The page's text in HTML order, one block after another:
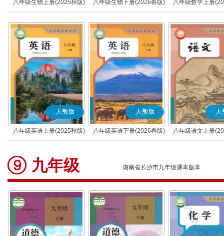
八年级生物上册(2025秋版) 八年级生物下册(2026春版) 八年级数学上册
人教版
八年级英语上册(2025秋版)
人教版
八年级英语下册(2026春版)
人
八年级语文上册
(部编版)
九年级 湖南省长沙市九年级课本版本